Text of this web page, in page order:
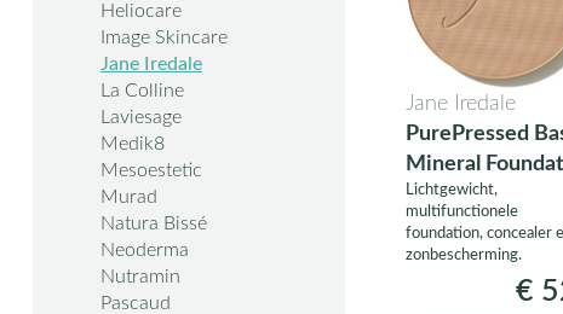
Heliocare
Image Skincare
Jane Iredale
La Colline
Laviesage
Medik8
Mesoestetic
Murad
Natura Bissé
Neoderma
Nutramin
Pascaud
Jane Iredale
PurePressed
Mineral
Refill
Lichtgewicht,
multifunctionele
foundation, concealer
zonbescherming.
€